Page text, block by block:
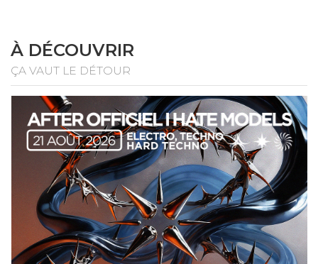
À DÉCOUVRIR
ÇA VAUT LE DÉTOUR